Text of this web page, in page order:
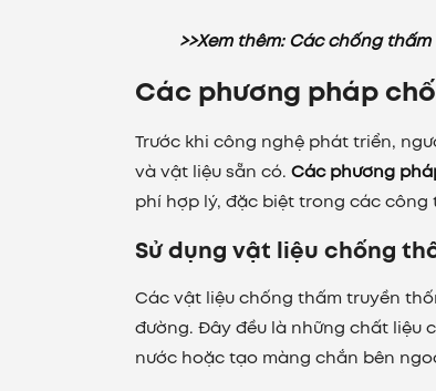
>>Xem thêm: Các chống
Các phương pháp
Trước khi công nghệ phát triển,
và vật liệu sẵn có. Các phương
phí hợp lý, đặc biệt trong các công
Sử dụng vật liệu chống
Các vật liệu chống thấm truyền
đường. Đây đều là những chất liệu
nước hoặc tạo màng chắn bên